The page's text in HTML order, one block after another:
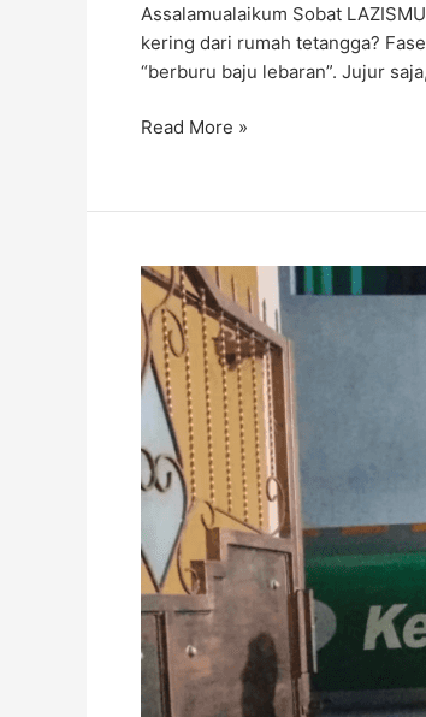
Assalamualaikum Sobat
kering dari rumah tetangga?
“berburu baju lebaran”. Jujur
Read More »
Respond
Krisis
Air
Desa
Sumbersekar,
LAZISMU
Turun
Salurkan
Bantuan